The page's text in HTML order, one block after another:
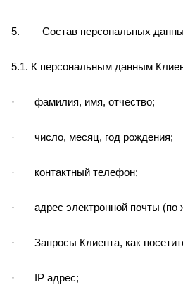
5. Состав персональных
5.1. К персональным данным
· фамилия, имя, отчество;
· число, месяц, год рождения;
· контактный телефон;
· адрес электронной почты (по
· Запросы Клиента, как
· IP адрес;